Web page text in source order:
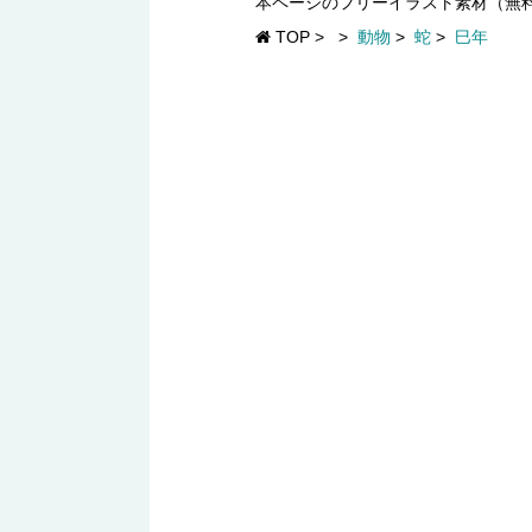
TOP > > 動物 > 蛇 > 巳年